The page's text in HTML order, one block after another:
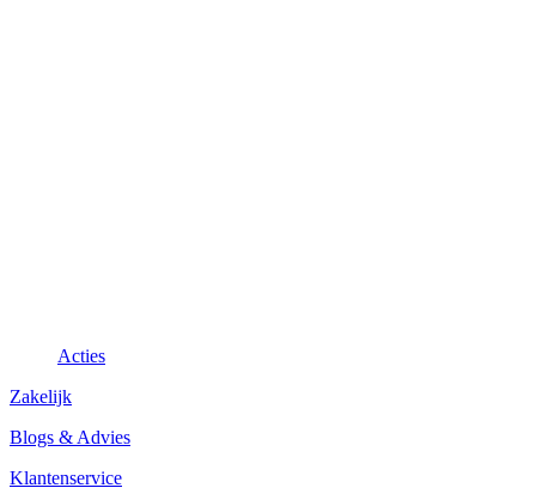
Acties
Zakelijk
Blogs & Advies
Klantenservice